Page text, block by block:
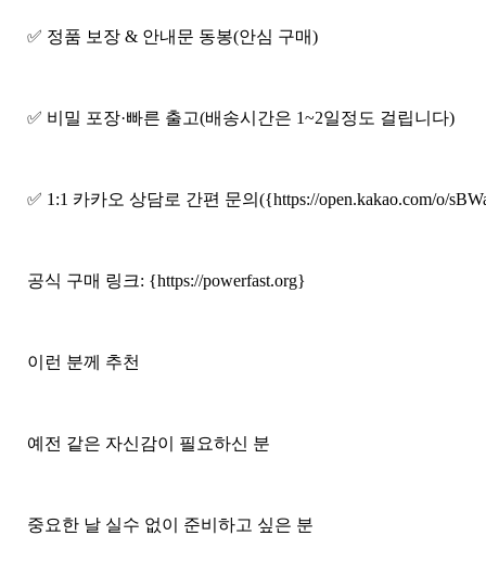
✅ 정­품 보장 & 안내문 동봉(안심 구매)
✅ 비밀 포장·빠른 출고(배송시간은 1~2일정도 걸립니다)
✅ 1:1 카카오 상담로 간편 문의({https://open.ka­kao.com/o/
공식 구매 링크: {https://powerfast.org}
이런 분께 추천
예전 같은 자신감이 필요하신 분
중요한 날 실수 없이 준비하고 싶은 분